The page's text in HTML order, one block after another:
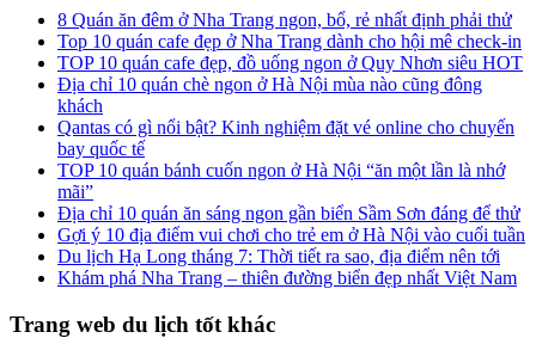
8 Quán ăn đêm ở Nha Trang ngon, bổ, rẻ nhất định phải thử
Top 10 quán cafe đẹp ở Nha Trang dành cho hội mê check-in
TOP 10 quán cafe đẹp, đồ uống ngon ở Quy Nhơn siêu HOT
Địa chỉ 10 quán chè ngon ở Hà Nội mùa nào cũng đông
khách
Qantas có gì nổi bật? Kinh nghiệm đặt vé online cho chuyến
bay quốc tế
TOP 10 quán bánh cuốn ngon ở Hà Nội “ăn một lần là nhớ
mãi”
Địa chỉ 10 quán ăn sáng ngon gần biển Sầm Sơn đáng để thử
Gợi ý 10 địa điểm vui chơi cho trẻ em ở Hà Nội vào cuối tuần
Du lịch Hạ Long tháng 7: Thời tiết ra sao, địa điểm nên tới
Khám phá Nha Trang – thiên đường biển đẹp nhất Việt Nam
Trang web du lịch tốt khác